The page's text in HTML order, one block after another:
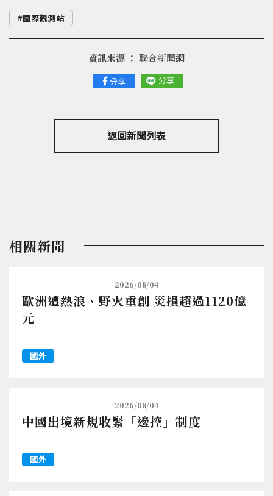
國際觀測站
分享 分享
資訊來源 ： 聯合新聞網
返回新聞列表
相關新聞
2026/08/04
歐洲遭熱浪、野火重創 災損超過1120億
元
國外
2026/08/04
中國出境新規收緊「邊控」制度
國外